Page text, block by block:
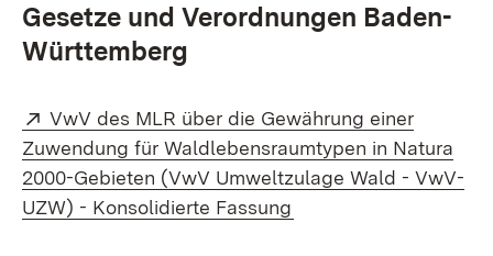
Gesetze und Verordnungen Baden-
Württemberg
Extern:
VwV des MLR über die Gewährung einer
Zuwendung für Waldlebensraumtypen in Natura
2000-Gebieten (VwV Umweltzulage Wald - VwV-
UZW) - Konsolidierte Fassung